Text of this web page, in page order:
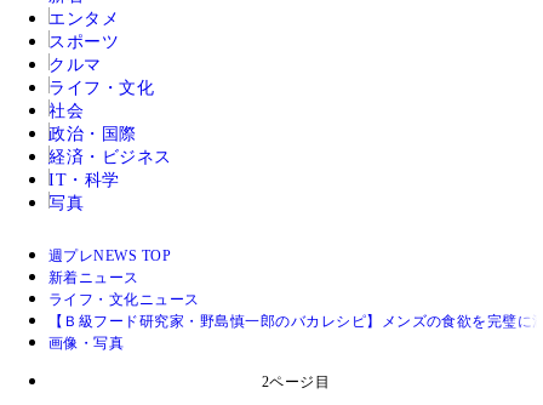
エンタメ
スポーツ
クルマ
ライフ・文化
社会
政治・国際
経済・ビジネス
IT・科学
写真
週プレNEWS TOP
新着ニュース
ライフ・文化ニュース
【Ｂ級フード研究家・野島慎一郎のバカレシピ】メンズの食欲を完璧
画像・写真
2ページ目